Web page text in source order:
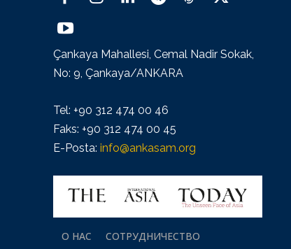
Çankaya Mahallesi, Cemal Nadir Sokak,
No: 9, Çankaya/ANKARA
Tel: +90 312 474 00 46
Faks: +90 312 474 00 45
E-Posta: info@ankasam.org
О НАС СОТРУДНИЧЕСТВО